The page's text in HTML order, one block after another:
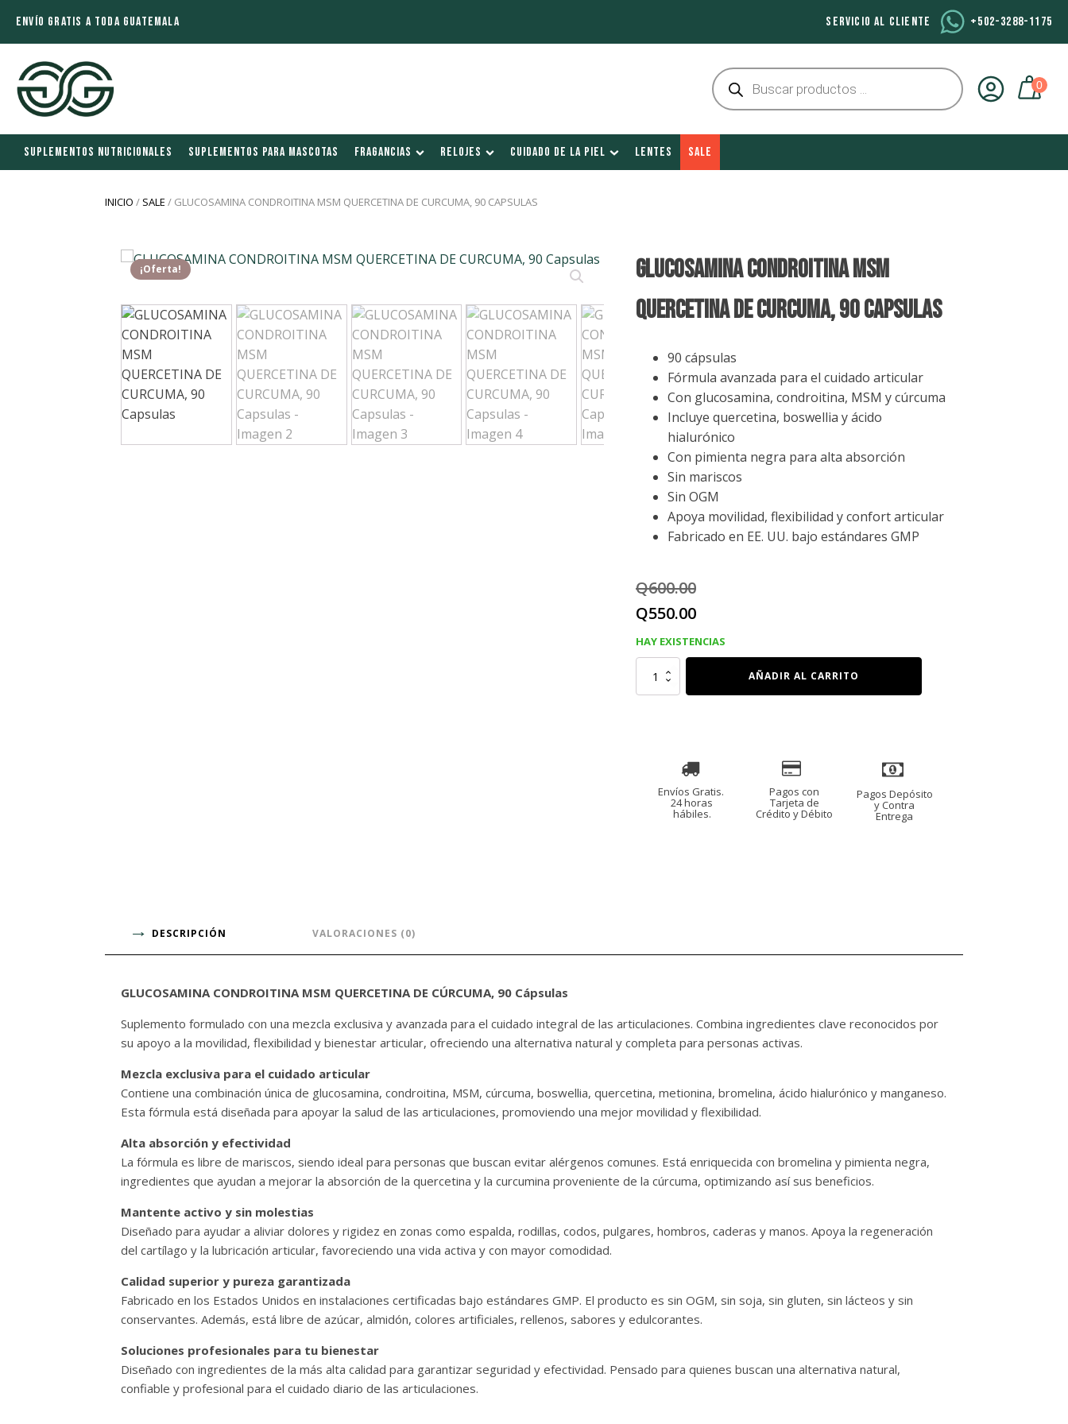
ENVÍO GRATIS A TODA GUATEMALA SERVICIO AL CLIENTE +502-3288-1175
Búsqueda
de
productos
SUPLEMENTOS NUTRICIONALES SUPLEMENTOS PARA MASCOTAS FRAGANCIAS RELOJES CUIDADO DE LA PIEL LENTES SALE
INICIO / SALE / GLUCOSAMINA CONDROITINA MSM QUERCETINA DE CURCUMA, 90 CAPSULAS
¡Oferta!
GLUCOSAMINA CONDROITINA MSM
QUERCETINA DE CURCUMA, 90 Capsulas
90 cápsulas
Fórmula avanzada para el cuidado articular
Con glucosamina, condroitina, MSM y cúrcuma
Incluye quercetina, boswellia y ácido
hialurónico
Con pimienta negra para alta absorción
Sin mariscos
Sin OGM
Apoya movilidad, flexibilidad y confort articular
Fabricado en EE. UU. bajo estándares GMP
Q600.00
El
precio
original
era:
Q550.00El
precio
actual
HAY EXISTENCIAS
GLUCOSAMINA
CONDROITINA
QUERCETINA
AÑADIR AL CARRITO
Envíos Gratis.
24 horas
hábiles.
Pagos con
Tarjeta de
Crédito y Débito
Pagos Depósito
y Contra
Entrega
DESCRIPCIÓN VALORACIONES (0)
GLUCOSAMINA CONDROITINA MSM QUERCETINA DE CÚRCUMA, 90 Cápsulas
Suplemento formulado con una mezcla exclusiva y avanzada para el cuidado integral de las articulaciones. Combina ingredientes clave reconocidos por
su apoyo a la movilidad, flexibilidad y bienestar articular, ofreciendo una alternativa natural y completa para personas activas.
Mezcla exclusiva para el cuidado articular
Contiene una combinación única de glucosamina, condroitina, MSM, cúrcuma, boswellia, quercetina, metionina, bromelina, ácido hialurónico y manganeso.
Esta fórmula está diseñada para apoyar la salud de las articulaciones, promoviendo una mejor movilidad y flexibilidad.
Alta absorción y efectividad
La fórmula es libre de mariscos, siendo ideal para personas que buscan evitar alérgenos comunes. Está enriquecida con bromelina y pimienta negra,
ingredientes que ayudan a mejorar la absorción de la quercetina y la curcumina proveniente de la cúrcuma, optimizando así sus beneficios.
Mantente activo y sin molestias
Diseñado para ayudar a aliviar dolores y rigidez en zonas como espalda, rodillas, codos, pulgares, hombros, caderas y manos. Apoya la regeneración
del cartílago y la lubricación articular, favoreciendo una vida activa y con mayor comodidad.
Calidad superior y pureza garantizada
Fabricado en los Estados Unidos en instalaciones certificadas bajo estándares GMP. El producto es sin OGM, sin soja, sin gluten, sin lácteos y sin
conservantes. Además, está libre de azúcar, almidón, colores artificiales, rellenos, sabores y edulcorantes.
Soluciones profesionales para tu bienestar
Diseñado con ingredientes de la más alta calidad para garantizar seguridad y efectividad. Pensado para quienes buscan una alternativa natural,
confiable y profesional para el cuidado diario de las articulaciones.